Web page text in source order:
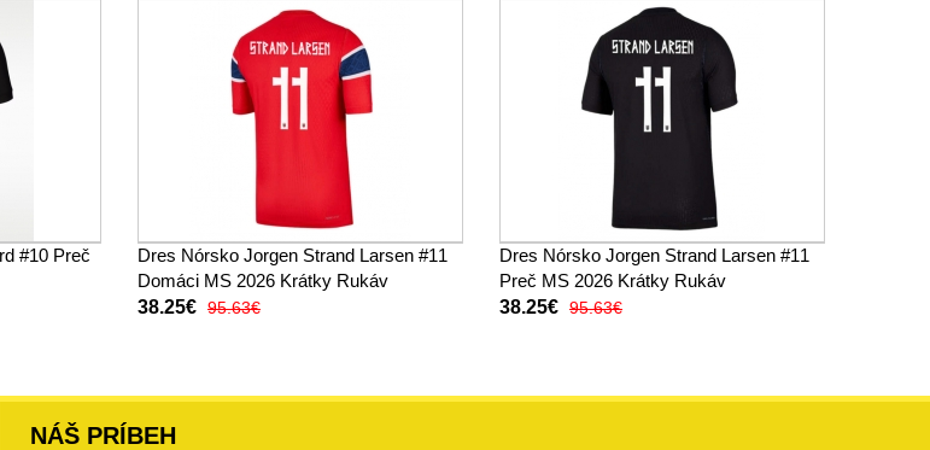
#10 Preč
Dres Nórsko Jorgen Strand Larsen #11
Domáci MS 2026 Krátky Rukáv
38.25€ 95.63€
Dres Nórsko Jorgen Strand Larsen #11
Preč MS 2026 Krátky Rukáv
38.25€ 95.63€
NÁŠ PRÍBEH